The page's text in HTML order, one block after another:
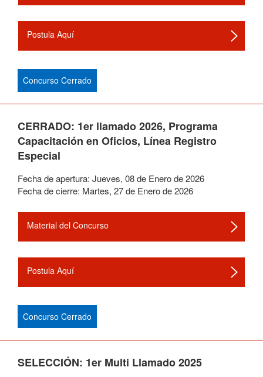
Postula Aquí
Concurso Cerrado
CERRADO: 1er llamado 2026, Programa
Capacitación en Oficios, Línea Registro
Especial
Fecha de apertura: Jueves, 08de Enerode2026
Fecha de cierre: Martes, 27de Enerode2026
Material del Concurso
Postula Aquí
Concurso Cerrado
SELECCIÓN: 1er Multi Llamado 2025